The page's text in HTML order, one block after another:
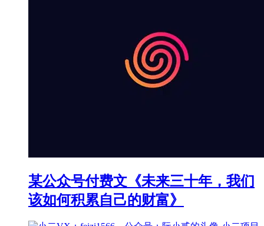
某公众号付费文《未来三十年，我们
该如何积累自己的财富》